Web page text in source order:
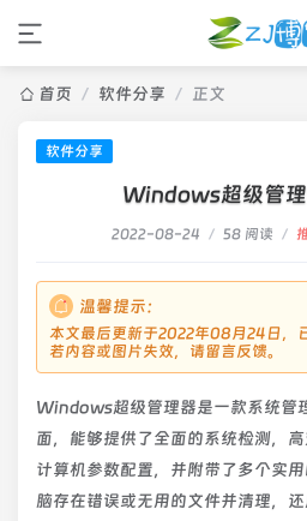
首页 / 软件分享 / 正文
软件分享
Windows超级管
2022-08-24 / 58 阅读 /
温馨提示：
本文最后更新于2022年08月24日，
若内容或图片失效，请留言反馈。
Windows超级管理器是一款系统管
面，能够提供了全面的系统检测，
计算机参数配置，并附带了多个实
脑存在错误或无用的文件并清理，